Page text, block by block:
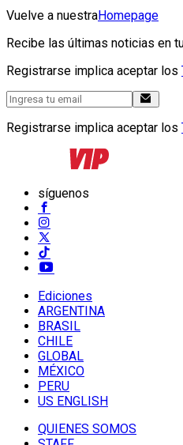
Vuelve a nuestraHomepage
Recibe las últimas noticias en
Registrarse implica aceptar los
Registrarse implica aceptar los
síguenos
Ediciones
ARGENTINA
BRASIL
CHILE
GLOBAL
MÉXICO
PERU
US ENGLISH
QUIENES SOMOS